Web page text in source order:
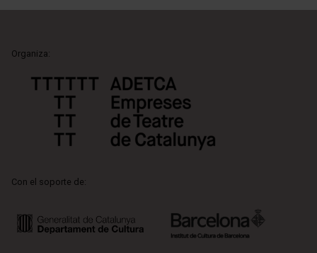
Organiza:
Con el soporte de: